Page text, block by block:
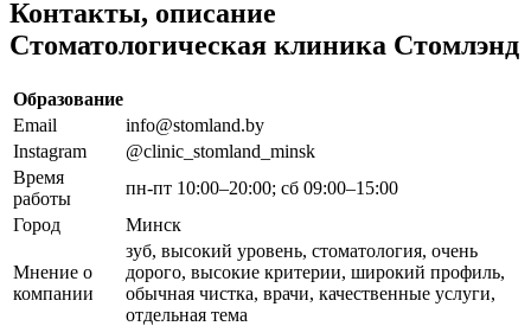
Контакты, описание
Стоматологическая клиника Стомлэнд
Образование
Email
info@stomland.by
Instagram
@clinic_stomland_minsk
Время
работы
пн-пт 10:00–20:00; сб 09:00–15:00
Город
Минск
Мнение о
компании
зуб, высокий уровень, стоматология, очень
дорого, высокие критерии, широкий профиль,
обычная чистка, врачи, качественные услуги,
отдельная тема